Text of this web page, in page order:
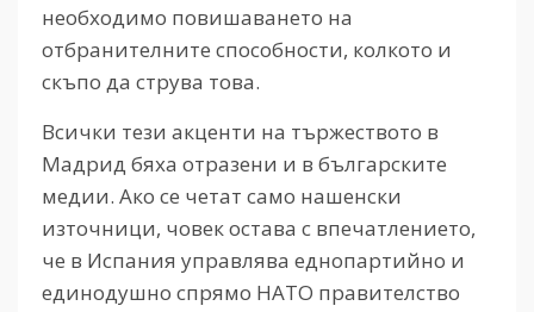
необходимо повишаването на
отбранителните способности, колкото и
скъпо да струва това.
Всички тези акценти на тържеството в
Мадрид бяха отразени и в българските
медии. Ако се четат само нашенски
източници, човек остава с впечатлението,
че в Испания управлява еднопартийно и
единодушно спрямо НАТО правителство